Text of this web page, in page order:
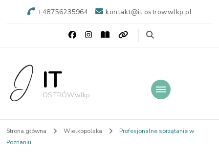
+48756235964 kontakt@it.ostrowwlkp.pl
IT
OSTRÓW.wlkp
Strona główna Wielkopolska
Profesjonalne sprzątanie w
Poznaniu